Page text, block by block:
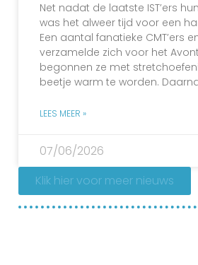
Net nadat de laatste IST’ers
was het alweer tijd voor een
Een aantal fanatieke CMT’ers en
verzamelde zich voor het
begonnen ze met
beetje warm te worden.
LEES MEER »
07/06/2026
Klik hier voor meer nieuws